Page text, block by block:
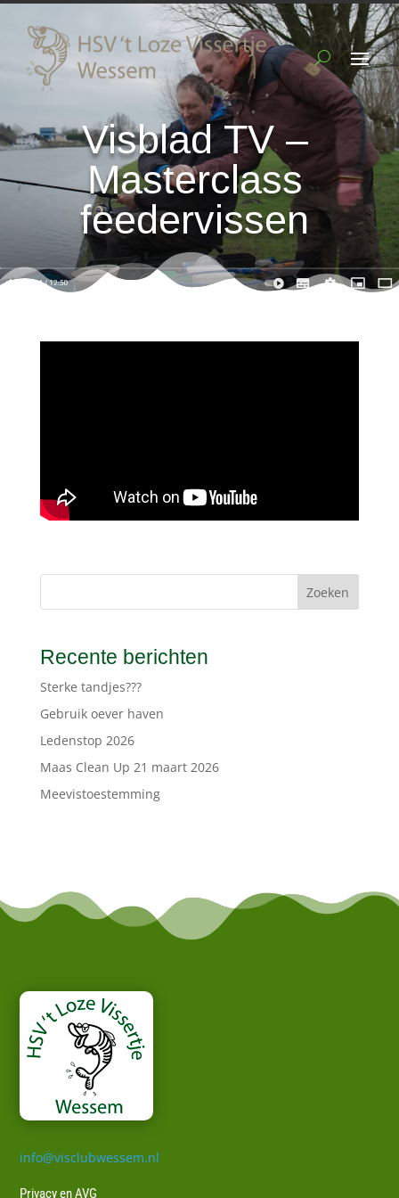
Visblad TV –
Masterclass
feedervissen
Zoeken
Recente berichten
Sterke tandjes???
Gebruik oever haven
Ledenstop 2026
Maas Clean Up 21 maart 2026
Meevistoestemming
info@visclubwessem.nl
Privacy en AVG